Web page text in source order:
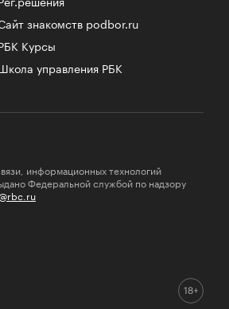
знакомств podbor.ru
Курсы
управления РБК
информационных технологий
Федеральной службой по надзору